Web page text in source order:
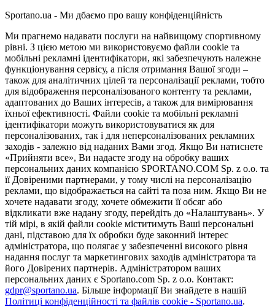
Sportano.ua - Ми дбаємо про вашу конфіденційність
Ми прагнемо надавати послуги на найвищому спортивному
рівні. З цією метою ми використовуємо файли cookie та
мобільні рекламні ідентифікатори, які забезпечують належне
функціонування сервісу, а після отримання Вашої згоди –
також для аналітичних цілей та персоналізації реклами, тобто
для відображення персоналізованого контенту та реклами,
адаптованих до Ваших інтересів, а також для вимірювання
їхньої ефективності. Файли cookie та мобільні рекламні
ідентифікатори можуть використовуватися як для
персоналізованих, так і для неперсоналізованих рекламних
заходів - залежно від наданих Вами згод. Якщо Ви натиснете
«Прийняти все», Ви надасте згоду на обробку ваших
персональних даних компанією SPORTANO.COM Sp. z o.o. та
її Довіреними партнерами, у тому числі на персоналізацію
реклами, що відображається на сайті та поза ним. Якщо Ви не
хочете надавати згоду, хочете обмежити її обсяг або
відкликати вже надану згоду, перейдіть до «Налаштувань». У
тій мірі, в якій файли cookie міститимуть Ваші персональні
дані, підставою для їх обробки буде законний інтерес
адміністратора, що полягає у забезпеченні високого рівня
надання послуг та маркетингових заходів адміністратора та
його Довірених партнерів. Адміністратором ваших
персональних даних є Sportano.com Sp. z o.o. Контакт:
gdpr@sportano.ua. Більше інформації Ви знайдете в нашій
Політиці конфіденційності та файлів cookie - Sportano.ua.